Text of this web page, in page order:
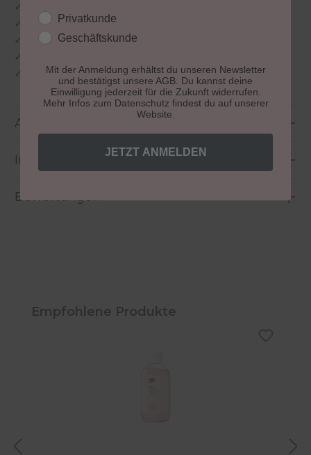
✓
✓
Für spürbar glattere, geschmeidigere Haut
✓
Made in Germany
✓
✓
vegan & tierfreundlich
Anwendung
Inhaltsstoffe
Bewertungen
Produktgalerie überspringen
Empfohlene Produkte
Kundengruppe
Privatkunde
Geschäftskunde
Mit der Anmeldung erhältst du unseren Newsletter
und bestätigst unsere AGB. Du kannst deine
Einwilligung jederzeit für die Zukunft widerrufen.
Mehr Infos zum Datenschutz findest du auf unserer
Website.
JETZT ANMELDEN